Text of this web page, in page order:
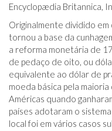
Encyclopædia Britannica,
Originalmente dividido
tornou a base da
a reforma monetária de
de pedaço de oito, ou
equivalente ao dólar de
moeda básica pela
Américas quando
países adotaram o
local foi em vários casos